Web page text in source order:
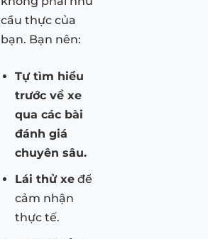
cầu thực của
bạn. Bạn nên:
Tự tìm hiểu
trước về xe
qua các bài
đánh giá
chuyên sâu.
Lái thử xe để
cảm nhận
thực tế.